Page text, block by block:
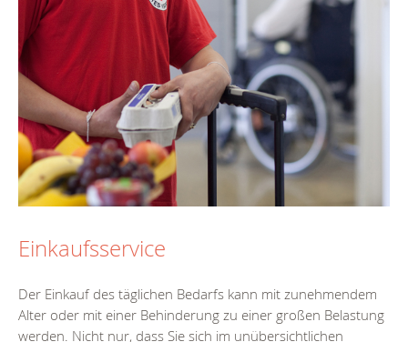
Einkaufsservice
Der Einkauf des täglichen Bedarfs kann mit zunehmendem
Alter oder mit einer Behinderung zu einer großen Belastung
werden. Nicht nur, dass Sie sich im unübersichtlichen